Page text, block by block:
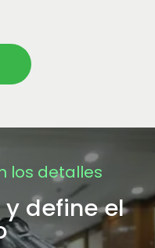
los detalles
define el